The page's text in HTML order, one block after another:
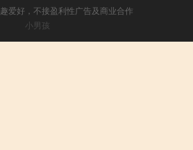
爱好，不接盈利性广告及商业合作
小男孩